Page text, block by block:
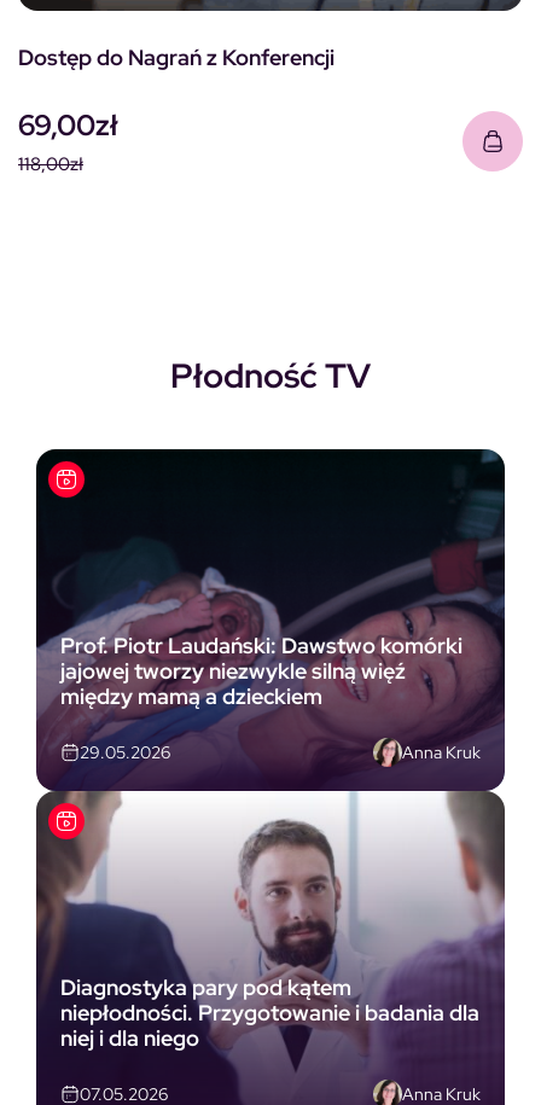
Dostęp do Nagrań z Konferencji
118,00zł
69,00zł
Płodność TV
Prof. Piotr Laudański: Dawstwo komórki
jajowej tworzy niezwykle silną więź
między mamą a dzieckiem
29.05.2026 Anna Kruk
Diagnostyka pary pod kątem
niepłodności. Przygotowanie i badania dla
niej i dla niego
07.05.2026 Anna Kruk